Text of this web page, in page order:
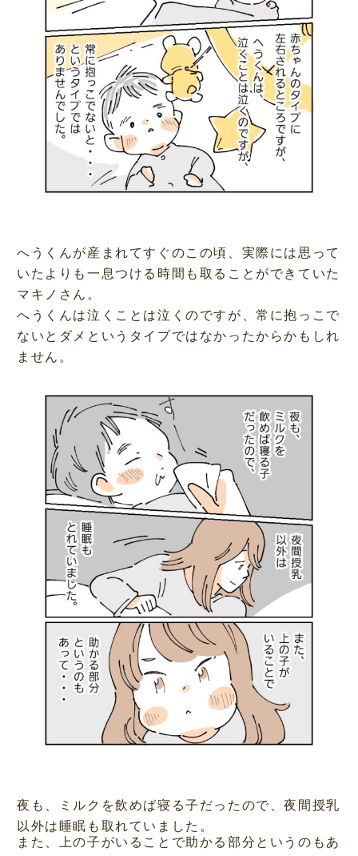
へうくんが産まれてすぐのこの頃、実際には思って
いたよりも一息つける時間も取ることができていた
マキノさん。
へうくんは泣くことは泣くのですが、常に抱っこで
ないとダメというタイプではなかったからかもしれ
ません。
夜も、ミルクを飲めば寝る子だったので、夜間授乳
以外は睡眠も取れていました。
また、上の子がいることで助かる部分というのもあ